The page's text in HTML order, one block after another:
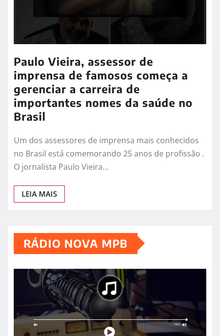
Paulo Vieira, assessor de
imprensa de famosos começa a
gerenciar a carreira de
importantes nomes da saúde no
Brasil
Um dos assessores de imprensa mais conhecidos
no Brasil está comemorando 25 anos de profissão .
O jornalista Paulo Vieira…
LEIA MAIS
RÁDIO NOVA MPB